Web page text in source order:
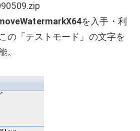
を入手・利
の「テストモード」の文字を
。